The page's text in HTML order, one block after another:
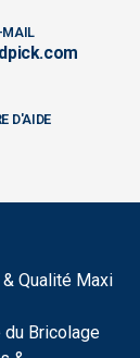
MAIL
D'AIDE
Qualité Maxi
du Bricolage